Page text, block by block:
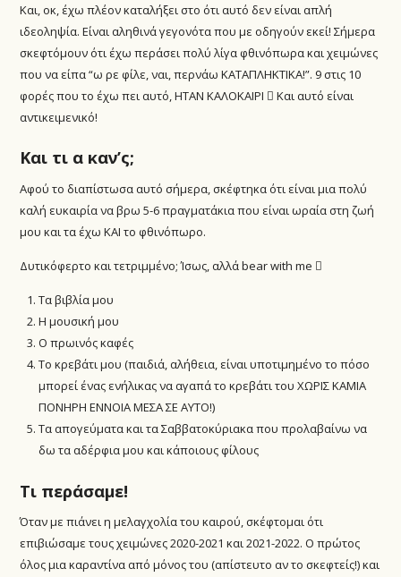
Και, οκ, έχω πλέον καταλήξει στο ότι αυτό δεν είναι απλή
ιδεοληψία. Είναι αληθινά γεγονότα που με οδηγούν εκεί! Σήμερα
σκεφτόμουν ότι έχω περάσει πολύ λίγα φθινόπωρα και χειμώνες
που να είπα “ω ρε φίλε, ναι, περνάω ΚΑΤΑΠΛΗΚΤΙΚΑ!”. 9 στις 10
φορές που το έχω πει αυτό, ΗΤΑΝ ΚΑΛΟΚΑΙΡΙ  Και αυτό είναι
αντικειμενικό!
Και τι α καν’ς;
Αφού το διαπίστωσα αυτό σήμερα, σκέφτηκα ότι είναι μια πολύ
καλή ευκαιρία να βρω 5-6 πραγματάκια που είναι ωραία στη ζωή
μου και τα έχω ΚΑΙ το φθινόπωρο.
Δυτικόφερτο και τετριμμένο; Ίσως, αλλά bear with me 
Τα βιβλία μου
Η μουσική μου
Ο πρωινός καφές
Το κρεβάτι μου (παιδιά, αλήθεια, είναι υποτιμημένο το πόσο
μπορεί ένας ενήλικας να αγαπά το κρεβάτι του ΧΩΡΙΣ ΚΑΜΙΑ
ΠΟΝΗΡΗ ΕΝΝΟΙΑ ΜΕΣΑ ΣΕ ΑΥΤΟ!)
Τα απογεύματα και τα Σαββατοκύριακα που προλαβαίνω να
δω τα αδέρφια μου και κάποιους φίλους
Τι περάσαμε!
Όταν με πιάνει η μελαγχολία του καιρού, σκέφτομαι ότι
επιβιώσαμε τους χειμώνες 2020-2021 και 2021-2022. Ο πρώτος
όλος μια καραντίνα από μόνος του (απίστευτο αν το σκεφτείς!) και